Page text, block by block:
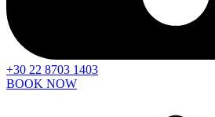
+30 22 8703 1403
BOOK NOW